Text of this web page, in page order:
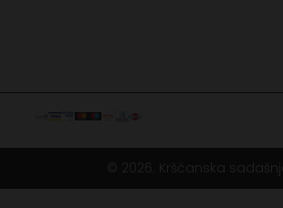
© 2026. Kršćanska